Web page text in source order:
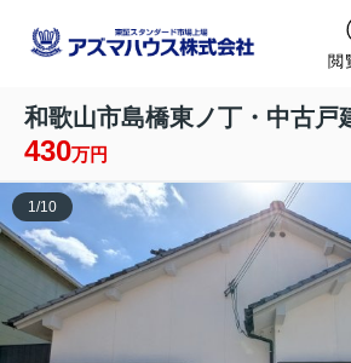
閲
和歌山市島橋東ノ丁・中古戸
430万円
1 /10